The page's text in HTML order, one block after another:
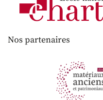
Nos partenaires